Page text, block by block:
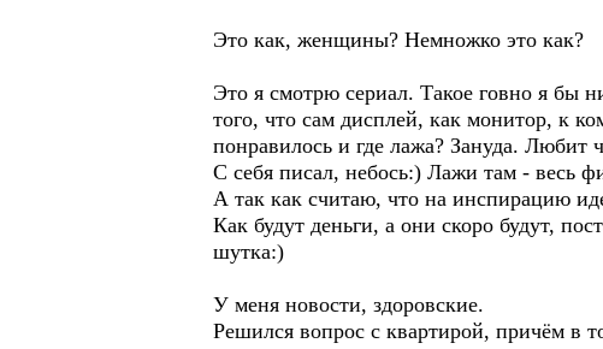
Это как, женщины? Немножко это как?
Это я смотрю сериал. Такое говно я бы
того, что сам дисплей, как монитор, к
понравилось и где лажа? Зануда.
С себя писал, небось:) Лажи там - весь
А так как считаю, что на инспирацию
Как будут деньги, а они скоро будут,
шутка:)
У меня новости, здоровские.
Решился вопрос с квартирой, причём в